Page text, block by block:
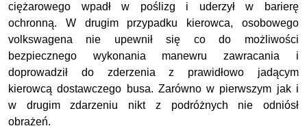
ciężarowego wpadł w poślizg i uderzył w barierę
ochronną. W drugim przypadku kierowca, osobowego
volkswagena nie upewnił się co do możliwości
bezpiecznego wykonania manewru zawracania i
doprowadził do zderzenia z prawidłowo jadącym
kierowcą dostawczego busa. Zarówno w pierwszym jak i
w drugim zdarzeniu nikt z podróżnych nie odniósł
obrażeń.